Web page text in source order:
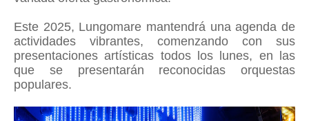
Este 2025, Lungomare mantendrá una agenda de
actividades vibrantes, comenzando con sus
presentaciones artísticas todos los lunes, en las
que se presentarán reconocidas orquestas
populares.